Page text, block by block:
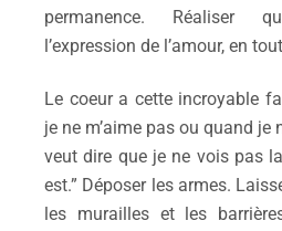
permanence. Réaliser
l’expression de l’amour, en
Le coeur a cette incroyable
je ne m’aime pas ou quand je
veut dire que je ne vois pas
est.” Déposer les armes.
les murailles et les